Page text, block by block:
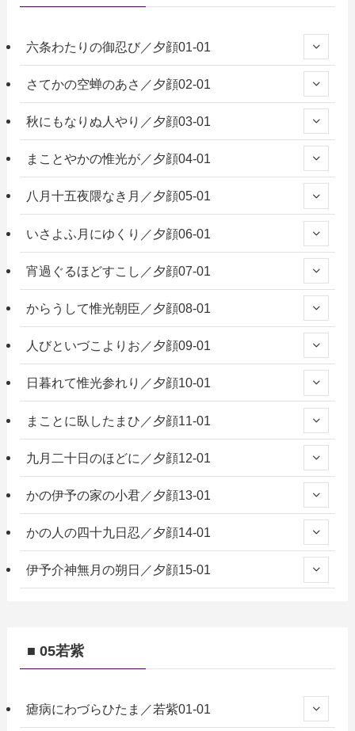
六条わたりの御忍び／夕顔01-01
さてかの空蝉のあさ／夕顔02-01
秋にもなりぬ人やり／夕顔03-01
まことやかの惟光が／夕顔04-01
八月十五夜隈なき月／夕顔05-01
いさよふ月にゆくり／夕顔06-01
宵過ぐるほどすこし／夕顔07-01
からうして惟光朝臣／夕顔08-01
人びといづこよりお／夕顔09-01
日暮れて惟光参れり／夕顔10-01
まことに臥したまひ／夕顔11-01
九月二十日のほどに／夕顔12-01
かの伊予の家の小君／夕顔13-01
かの人の四十九日忍／夕顔14-01
伊予介神無月の朔日／夕顔15-01
■ 05若紫
瘧病にわづらひたま／若紫01-01